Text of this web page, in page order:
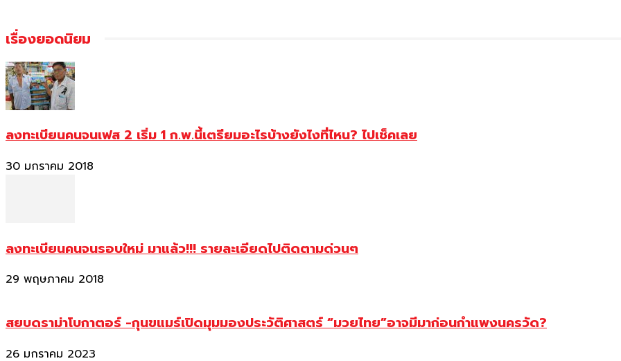
เรื่องยอดนิยม
ลงทะเบียนคนจนเฟส 2 เริ่ม 1 ก.พ.นี้เตรียมอะไรบ้างยังไงที่ไหน? ไปเช็คเลย
30 มกราคม 2018
ลงทะเบียนคนจนรอบใหม่ มาแล้ว!!! รายละเอียดไปติดตามด่วนๆ
29 พฤษภาคม 2018
สยบดราม่าโบกาตอร์ -กุนขแมร์เปิดมุมมองประวัติศาสตร์ “มวยไทย”อาจมีมาก่อนกำแพงนครวัด?
26 มกราคม 2023